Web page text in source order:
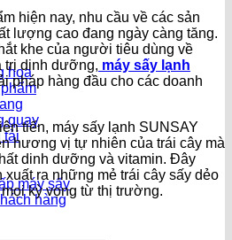
hoa
quay
tải
máy sấy
hàng
hiện nay, nhu cầu về các sản
lượng cao đang ngày càng tăng.
khe của người tiêu dùng về
trị dinh dưỡng, máy sấy lạnh
pháp hàng đầu cho các doanh
tiến, máy sấy lạnh SUNSAY
hương vị tự nhiên của trái cây mà
dinh dưỡng và vitamin. Đây
ra những mẻ trái cây sấy dẻo
kỳ vọng từ thị trường.